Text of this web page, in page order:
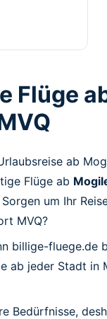
Flüge
ab
Flüge ab
um Ihr
MVQ?
billige-fluege.de
ab jeder Stadt in
Bedürfnisse,